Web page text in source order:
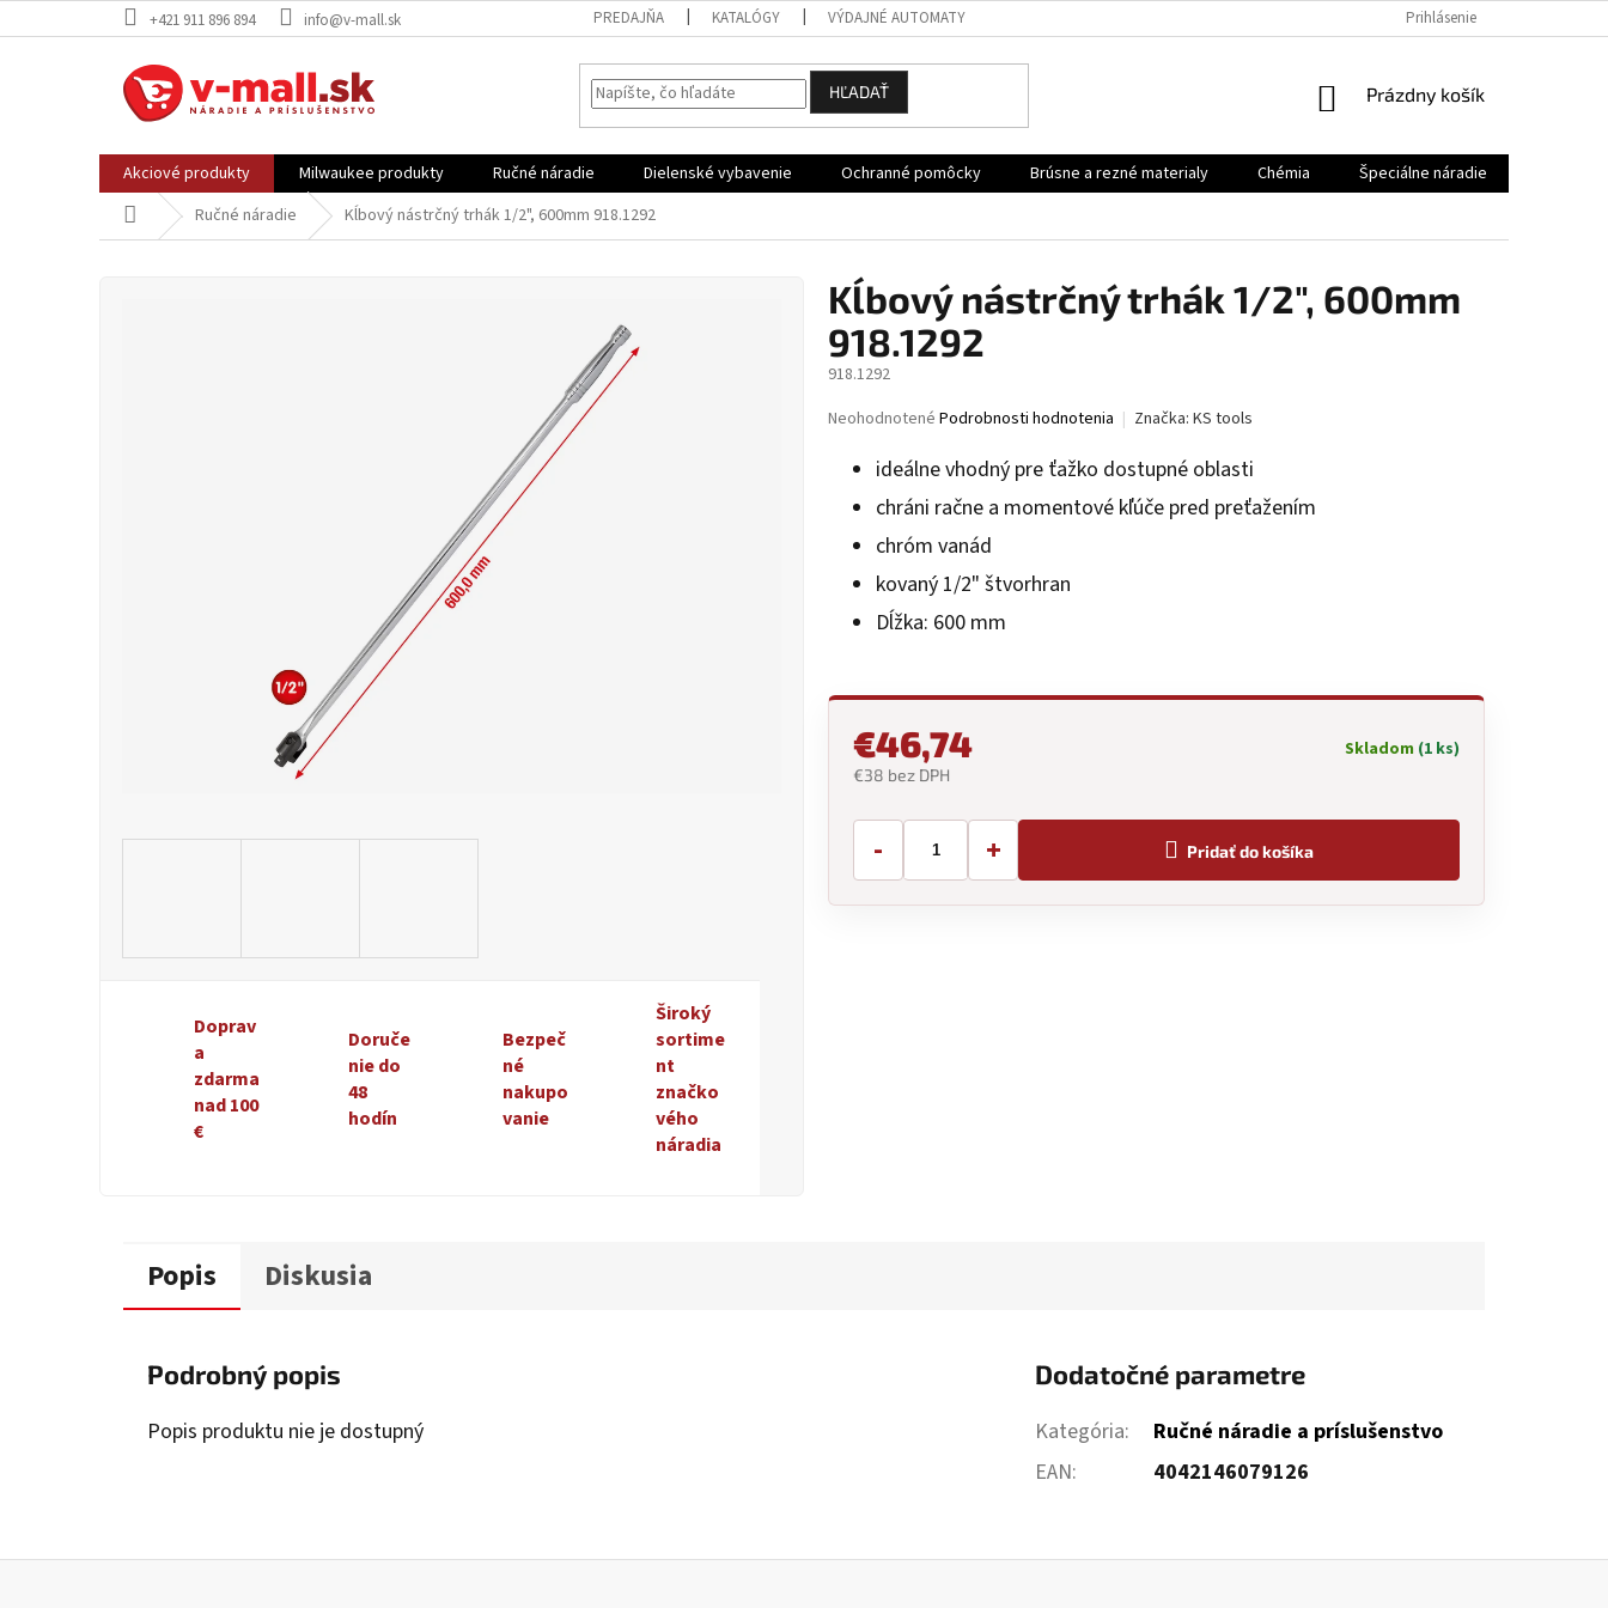
na
+421 911 896 894 info@v-mall.sk PREDAJŇA KATALÓGY VÝDAJNÉ AUTOMATY Prihlásenie
HĽADAŤ
NÁKUPNÝ
Prázdny košík
Akciové produkty Milwaukee produkty Ručné náradie Dielenské vybavenie Ochranné pomôcky Brúsne a rezné materialy Chémia Špeciálne náradie
DomovRučné náradie Kĺbový nástrčný trhák 1/2", 600mm 918.1292
Doprav
a
zdarma
nad 100
€
Doruče
nie do
48
hodín
Bezpeč
né
nakupo
vanie
Široký
sortime
nt
značko
vého
náradia
Kĺbový nástrčný trhák 1/2", 600mm
918.1292
918.1292
Priemerné
produktu
hviezdičiek.
Neohodnotené Podrobnosti hodnotenia Značka: KS tools
ideálne vhodný pre ťažko dostupné oblasti
chráni račne a momentové kľúče pred preťažením
chróm vanád
kovaný 1/2" štvorhran
Dĺžka: 600 mm
€46,74
€38 bez DPH
Skladom (1 ks)
- + Pridať do košíka
Popis Diskusia
Podrobný popis
Popis produktu nie je dostupný
Dodatočné parametre
Kategória:
Ručné náradie a príslušenstvo
EAN: 4042146079126